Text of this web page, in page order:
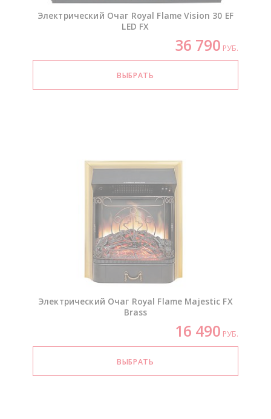
Электрический Очаг Royal Flame Vision 30 EF
LED FX
36 790 РУБ.
Электрический Очаг Royal Flame Majestic FX
Brass
16 490 РУБ.